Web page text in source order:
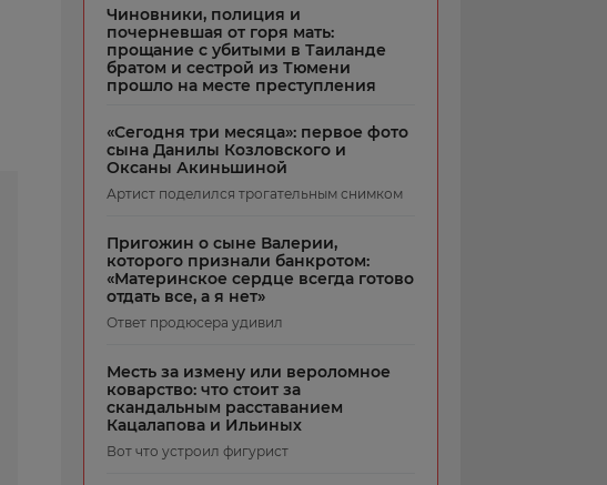
Чиновники, полиция и
почерневшая от горя мать:
прощание с убитыми в Таиланде
братом и сестрой из Тюмени
прошло на месте преступления
«Сегодня три месяца»: первое фото
сына Данилы Козловского и
Оксаны Акиньшиной
Артист поделился трогательным снимком
Пригожин о сыне Валерии,
которого признали банкротом:
«Материнское сердце всегда готово
отдать все, а я нет»
Ответ продюсера удивил
Месть за измену или вероломное
коварство: что стоит за
скандальным расставанием
Кацалапова и Ильиных
Вот что устроил фигурист